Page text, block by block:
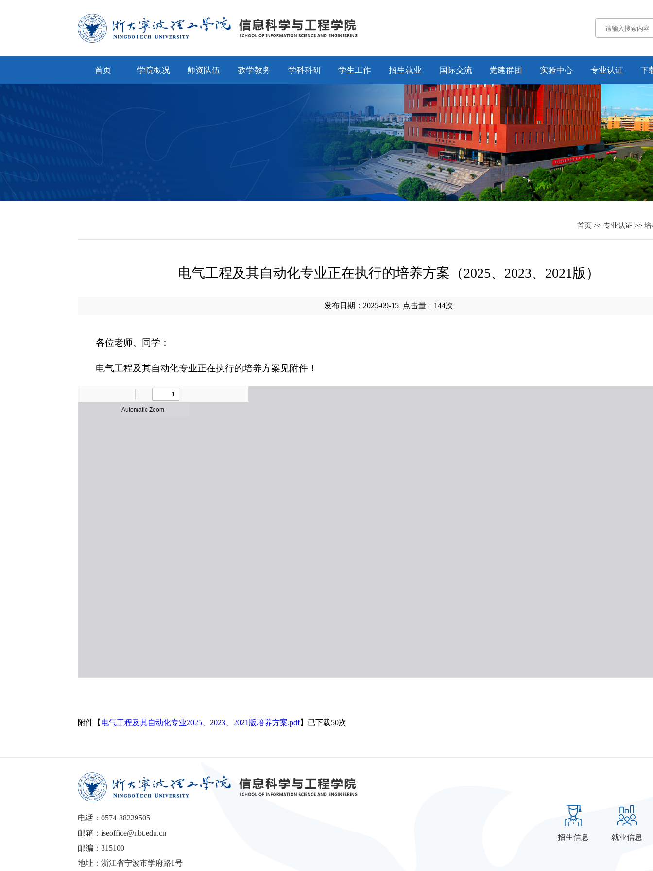
首页 学院概况 师资队伍 教学教务
专业设置
学科科研
通知公告
科研动态
学生工作
学工动态
学科竞赛
招生就业
招生工作
就业工作
校友工作
国际交流
通知公告
交流动态
合作项目
党建群团
通知公告
党务工作
工会工作
纪委工作
实验中心 专业认证
认证概况
工作动态
培养方案
规章制度
下
资
首页 >> 专业认证 >> 培
电气工程及其自动化专业正在执行的培养方案（2025、2023、2021版）
发布日期：2025-09-15 点击量： 144次
各位老师、同学：
电气工程及其自动化专业正在执行的培养方案见附件！
附件【 电气工程及其自动化专业2025、2023、2021版培养方案.pdf】已下载50次
电话：0574-88229505
邮箱：iseoffice@nbt.edu.cn
邮编：315100
地址：浙江省宁波市学府路1号
招生信息 就业信息